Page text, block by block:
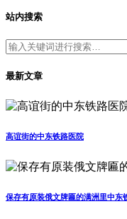
站内搜索
最新文章
高谊街的中东铁路医院
保存有原装俄文牌匾的满洲里中东